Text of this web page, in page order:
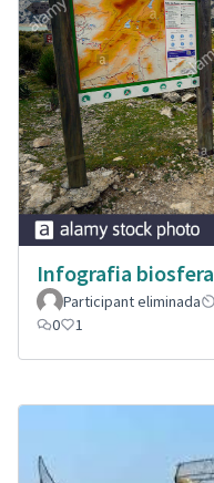
Infografia biosfera
Participant eliminada
0
1